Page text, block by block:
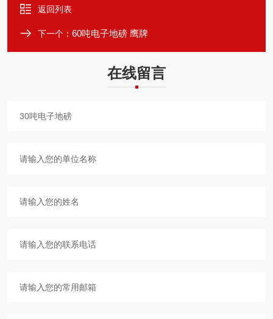
返回列表
下一个： 60吨电子地磅 鹰牌
在线留言